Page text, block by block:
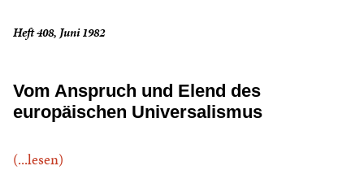
Heft 408, Juni 1982
Vom Anspruch und Elend des
europäischen Universalismus
(...lesen)